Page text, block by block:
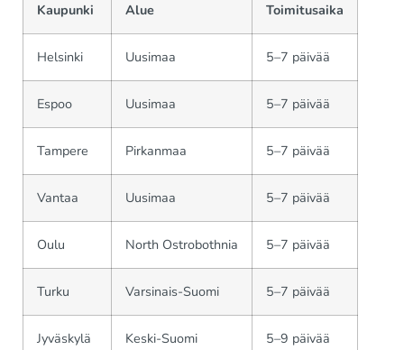
Kaupunki Alue Toimitusaika
Helsinki Uusimaa 5–7 päivää
Espoo Uusimaa 5–7 päivää
Tampere Pirkanmaa 5–7 päivää
Vantaa Uusimaa 5–7 päivää
Oulu North Ostrobothnia 5–7 päivää
Turku Varsinais-Suomi 5–7 päivää
Jyväskylä Keski-Suomi 5–9 päivää